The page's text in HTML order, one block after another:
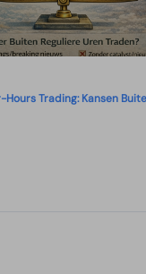
Trading: Kansen